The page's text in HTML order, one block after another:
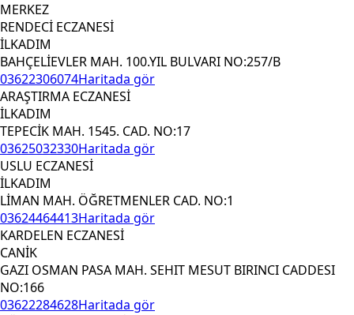
MERKEZ
RENDECİ ECZANESİ
İLKADIM
BAHÇELİEVLER MAH. 100.YIL BULVARI NO:257/B
03622306074Haritada gör
ARAŞTIRMA ECZANESİ
İLKADIM
TEPECİK MAH. 1545. CAD. NO:17
03625032330Haritada gör
USLU ECZANESİ
İLKADIM
LİMAN MAH. ÖĞRETMENLER CAD. NO:1
03624464413Haritada gör
KARDELEN ECZANESİ
CANİK
GAZI OSMAN PASA MAH. SEHIT MESUT BIRINCI CADDESI
NO:166
03622284628Haritada gör